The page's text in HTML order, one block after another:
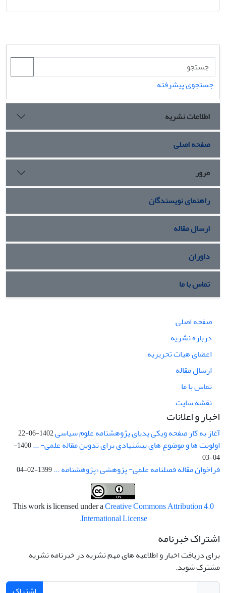
جستجوی پیشرفته
اطلاعات نشریه
صفحه اصلی
مرور
راهنمای نویسندگان
ارسال مقاله
داوران
تماس با ما
صفحه اصلی
درباره نشریه
اعضای هیات تحریریه
ارسال مقاله
تماس با ما
نقشه سایت
اخبار و اعلانات
آغاز به کار صفحه ویکی پدیای پژوهشنامه علوم سیاسی1402-06-22
اولویت ها و موضوع های پیشنهادی برای تدوین مقاله علمی- ...
1400-
04-03
فراخوان مقاله فصلنامه علمی- پژوهشی «پژوهشنامه ...1399-02-04
This work is licensed under aCreative Commons Attribution 4.0
International License
.
اشتراک خبرنامه
برای دریافت اخبار و اطلاعیه های مهم نشریه در خبرنامه نشریه
مشترک شوید.